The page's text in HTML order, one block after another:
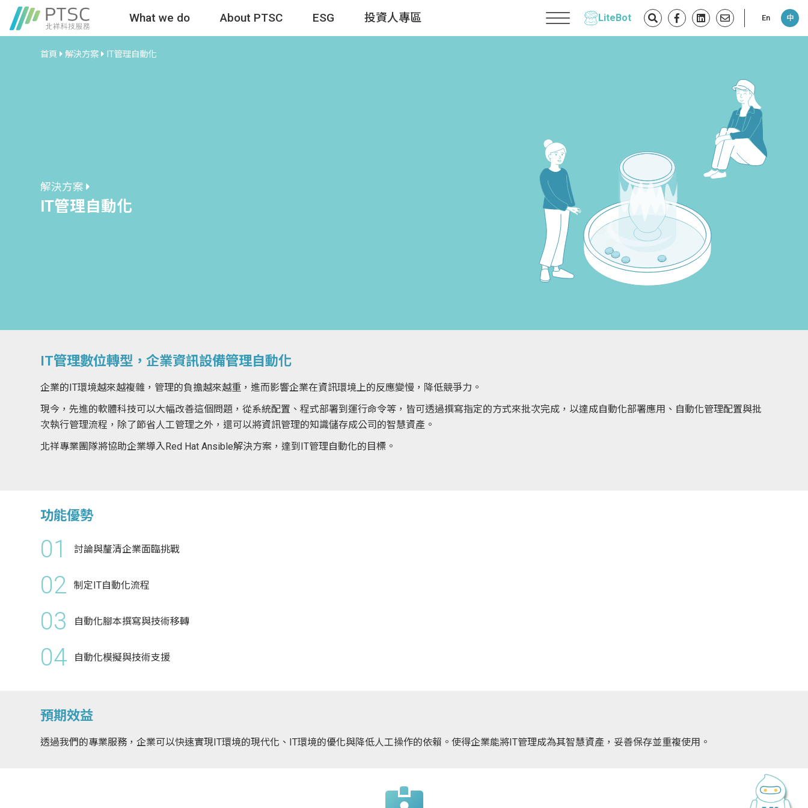
What we do About PTSC ESG 投資人專區 LiteBot En 中
首頁 解決方案 IT管理自動化
解決方案
IT管理自動化
IT管理數位轉型，企業資訊設備管理自動化
企業的IT環境越來越複雜，管理的負擔越來越重，進而影響企業在資訊環境上的反應變慢，降低競爭力。
現今，先進的軟體科技可以大幅改善這個問題，從系統配置、程式部署到運行命令等，皆可透過撰寫指定的方式來批次完成，以達成自動化部署應用、自動化管理配置與批
次執行管理流程，除了節省人工管理之外，還可以將資訊管理的知識儲存成公司的智慧資產。
北祥專業團隊將協助企業導入Red Hat Ansible解決方案，達到IT管理自動化的目標。
功能優勢
01 討論與釐清企業面臨挑戰
02 制定IT自動化流程
03 自動化腳本撰寫與技術移轉
04 自動化模擬與技術支援
預期效益
透過我們的專業服務，企業可以快速實現IT環境的現代化、IT環境的優化與降低人工操作的依賴。使得企業能將IT管理成為其智慧資產，妥善保存並重複使用。